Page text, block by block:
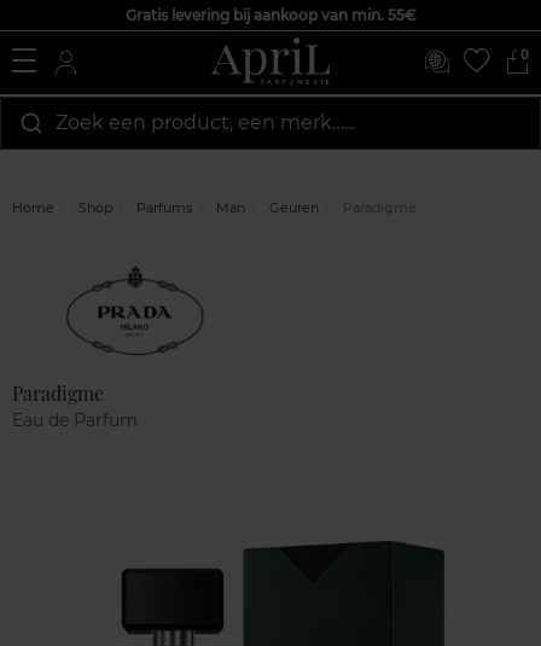
Gratis levering bij aankoop van min. 55€
0
Zoek een product, een merk…...
Home Shop Parfums Man Geuren Paradigme
Paradigme
Eau de Parfum